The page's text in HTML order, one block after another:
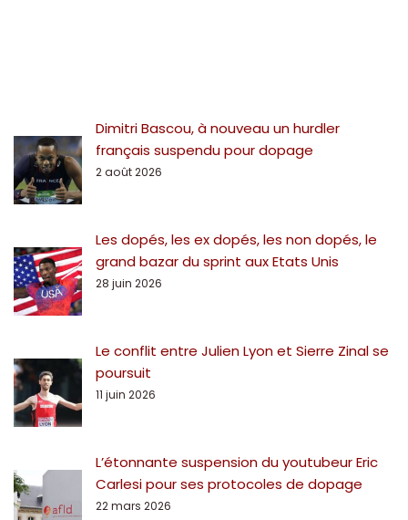
Dimitri Bascou, à nouveau un hurdler
français suspendu pour dopage
2 août 2026
Les dopés, les ex dopés, les non dopés, le
grand bazar du sprint aux Etats Unis
28 juin 2026
Le conflit entre Julien Lyon et Sierre Zinal se
poursuit
11 juin 2026
L’étonnante suspension du youtubeur Eric
Carlesi pour ses protocoles de dopage
22 mars 2026